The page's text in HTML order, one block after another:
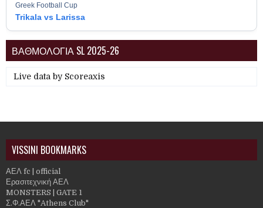
Greek Football Cup
Trikala vs Larissa
ΒΑΘΜΟΛΟΓΙΑ SL 2025-26
Live data by Scoreaxis
VISSINI BOOKMARKS
ΑΕΛ fc | official
Ερασιτεχνική ΑΕΛ
MONSTERS | GATE 1
Σ.Φ.ΑΕΛ "Athens Club"